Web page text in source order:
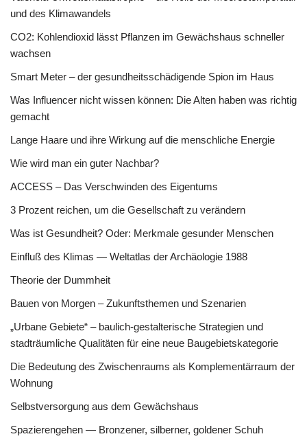
und des Klimawandels
CO2: Kohlendioxid lässt Pflanzen im Gewächshaus schneller
wachsen
Smart Meter – der gesundheitsschädigende Spion im Haus
Was Influencer nicht wissen können: Die Alten haben was richtig
gemacht
Lange Haare und ihre Wirkung auf die menschliche Energie
Wie wird man ein guter Nachbar?
ACCESS – Das Verschwinden des Eigentums
3 Prozent reichen, um die Gesellschaft zu verändern
Was ist Gesundheit? Oder: Merkmale gesunder Menschen
Einfluß des Klimas — Weltatlas der Archäologie 1988
Theorie der Dummheit
Bauen von Morgen – Zukunftsthemen und Szenarien
„Urbane Gebiete“ – baulich-gestalterische Strategien und
stadträumliche Qualitäten für eine neue Baugebietskategorie
Die Bedeutung des Zwischenraums als Komplementärraum der
Wohnung
Selbstversorgung aus dem Gewächshaus
Spazierengehen — Bronzener, silberner, goldener Schuh